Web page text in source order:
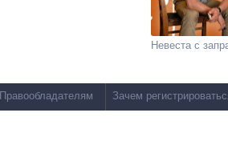
Невеста с
Правообладателям Зачем